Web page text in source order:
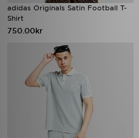
adidas Originals Satin Football T-
Shirt
750.00kr